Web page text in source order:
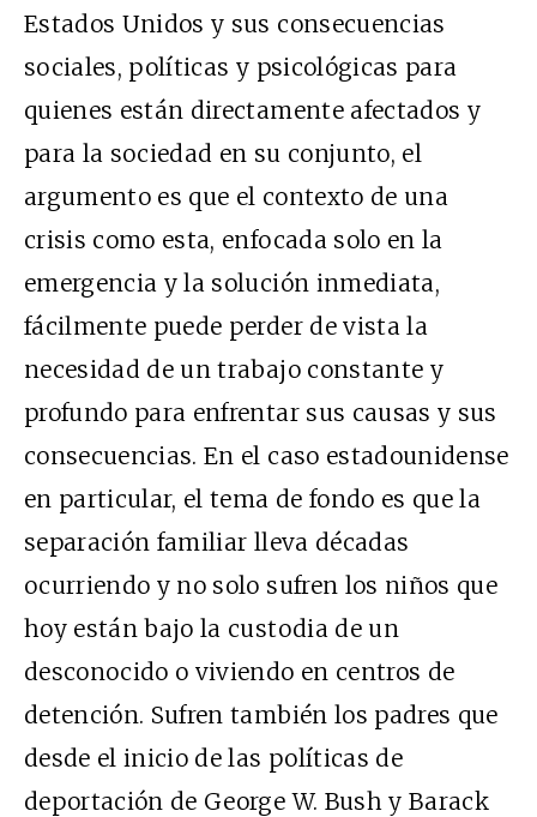
Estados Unidos y sus consecuencias
sociales, políticas y psicológicas para
quienes están directamente afectados y
para la sociedad en su conjunto, el
argumento es que el contexto de una
crisis como esta, enfocada solo en la
emergencia y la solución inmediata,
fácilmente puede perder de vista la
necesidad de un trabajo constante y
profundo para enfrentar sus causas y sus
consecuencias. En el caso estadounidense
en particular, el tema de fondo es que la
separación familiar lleva décadas
ocurriendo y no solo sufren los niños que
hoy están bajo la custodia de un
desconocido o viviendo en centros de
detención. Sufren también los padres que
desde el inicio de las políticas de
deportación de George W. Bush y Barack